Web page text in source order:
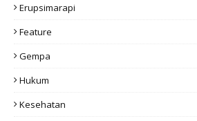
Erupsimarapi
Feature
Gempa
Hukum
Kesehatan